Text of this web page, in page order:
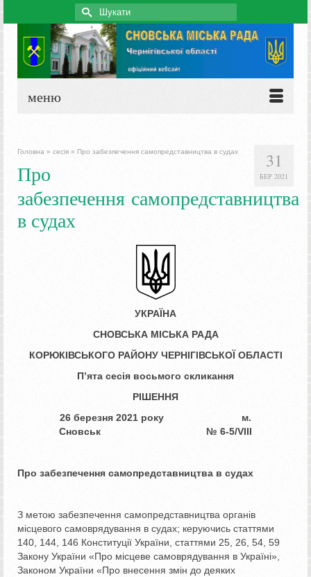
Search
for:
меню
31
БЕР 2021
Головна » сесія » Про забезпечення самопредставництва в судах
Про
забезпечення самопредставництва
в судах
УКРАЇНА
СНОВСЬКА МІСЬКА РАДА
КОРЮКІВСЬКОГО РАЙОНУ ЧЕРНІГІВСЬКОЇ ОБЛАСТІ
П’ята сесія восьмого скликання
РІШЕННЯ
26 березня 2021 року
м.
Сновськ № 6­­­-5/VIII
Про забезпечення самопредставництва в судах
З метою забезпечення самопредставництва органів
місцевого самоврядування в судах; керуючись статтями
140, 144, 146 Конституції України, статтями 25, 26, 54, 59
Закону України «Про місцеве самоврядування в Україні»,
Законом України «Про внесення змін до деяких